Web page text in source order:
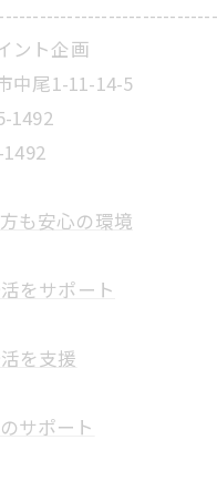
ント企画
中尾1-11-14-5
1492
も安心の環境
をサポート
を支援
サポート